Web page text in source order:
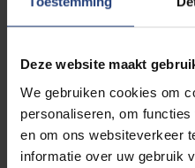
Deze website maakt
We gebruiken cookies om
personaliseren, om
en om ons websiteverkeer
informatie over uw gebruik